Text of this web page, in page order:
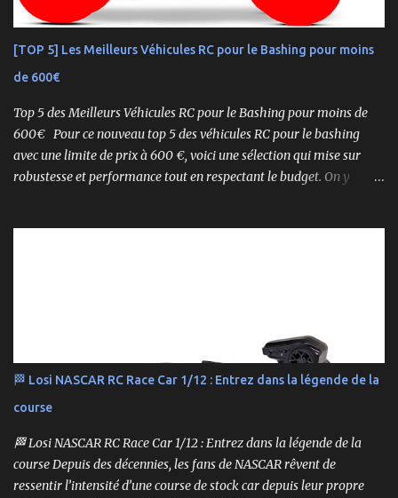
et une conduite précise , aussi bien sur piste que sur terrain
assemblé Moteur thermique KE21SP avec lanceur manuel
Électronique installée Carrosserie peinte et décorée Radio à volant
[TOP 5] Les Meilleurs Véhicules RC pour le Bashing pour moins
de 600€
Top 5 des Meilleurs Véhicules RC pour le Bashing pour moins de
600€ Pour ce nouveau top 5 des véhicules RC pour le bashing
avec une limite de prix à 600 €, voici une sélection qui mise sur
robustesse et performance tout en respectant le budget. On y
🏁 Losi NASCAR RC Race Car 1/12 : Entrez dans la légende de la
course
🏁 Losi NASCAR RC Race Car 1/12 : Entrez dans la légende de la
course Depuis des décennies, les fans de NASCAR rêvent de
ressentir l’intensité d’une course de stock car depuis leur propre